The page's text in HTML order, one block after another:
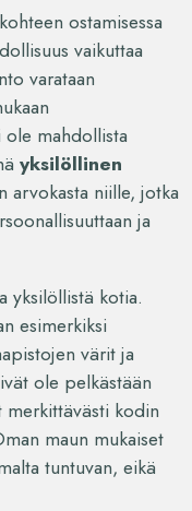
ostamisessa
vaikuttaa
varataan
mahdollista
yksilöllinen
arvokasta niille, jotka
ja
yksilöllistä kotia.
esimerkiksi
värit ja
ole pelkästään
merkittävästi kodin
maun mukaiset
tuntuvan, eikä